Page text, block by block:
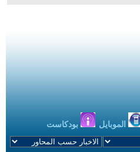
الموبايل بودكاست